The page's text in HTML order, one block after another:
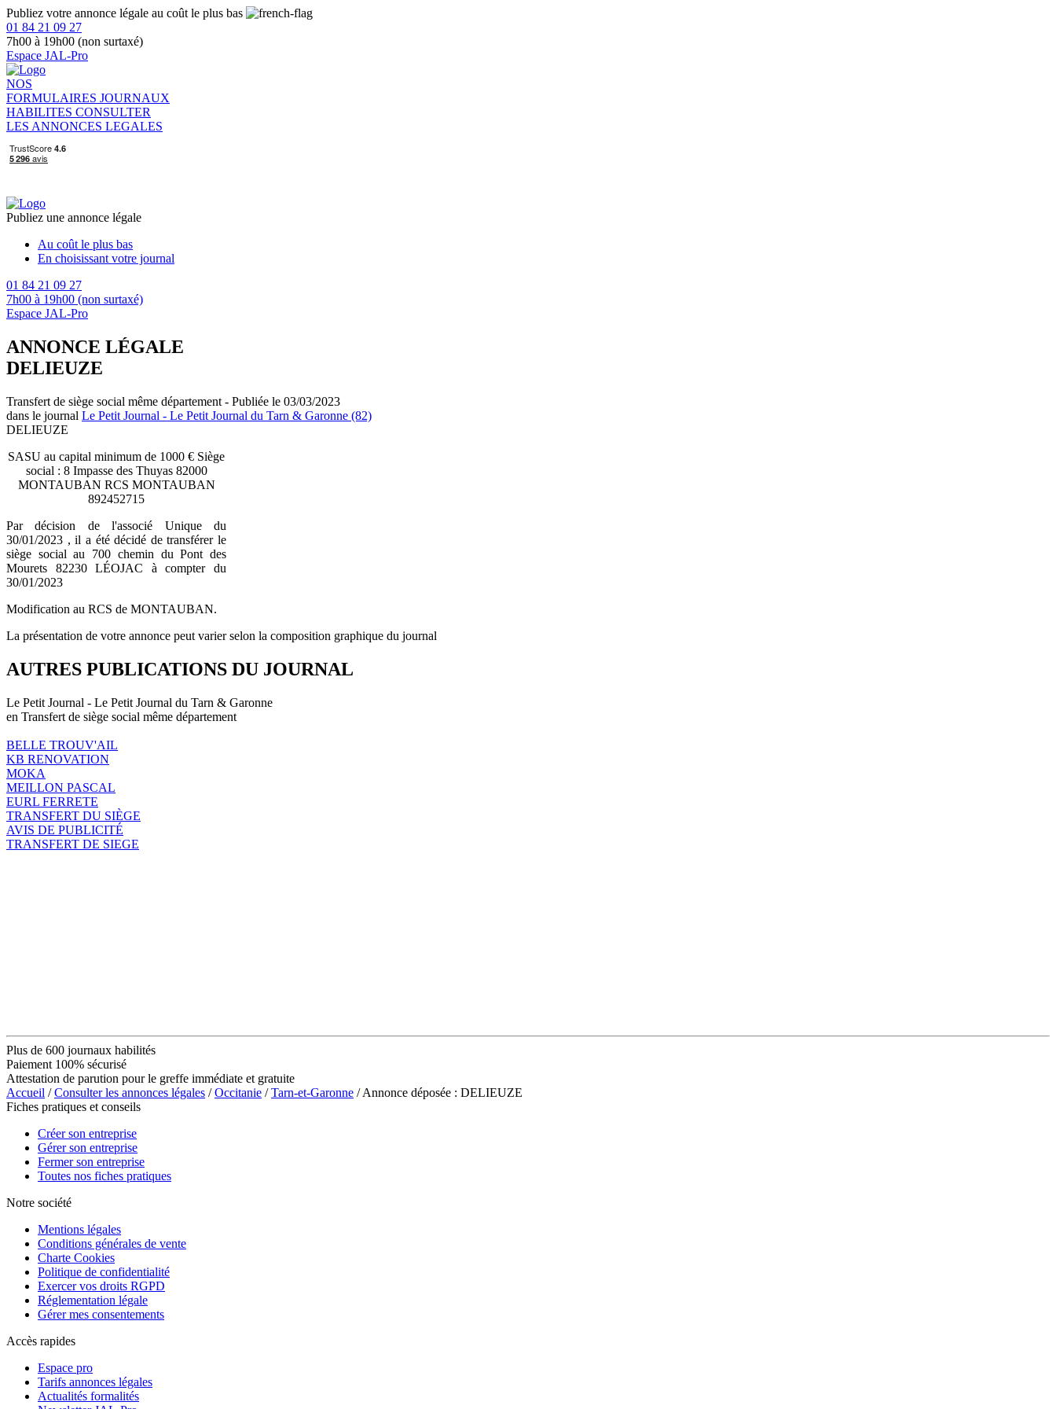
Publiez votre annonce légale au coût le plus bas
01 84 21 09 27
7h00 à 19h00 (non surtaxé)
Espace JAL-Pro
NOS
FORMULAIRES JOURNAUX
HABILITES CONSULTER
LES ANNONCES LEGALES
Publiez une annonce légale
Au coût le plus bas
En choisissant votre journal
01 84 21 09 27
7h00 à 19h00 (non surtaxé)
Espace JAL-Pro
ANNONCE LÉGALE
DELIEUZE
Transfert de siège social même département - Publiée le 03/03/2023
dans le journal Le Petit Journal - Le Petit Journal du Tarn & Garonne (82)
DELIEUZE
SASU au capital minimum de 1000 € Siège
social : 8 Impasse des Thuyas 82000
MONTAUBAN RCS MONTAUBAN
892452715
Par décision de l'associé Unique du
30/01/2023 , il a été décidé de transférer le
siège social au 700 chemin du Pont des
Mourets 82230 LÉOJAC à compter du
30/01/2023
Modification au RCS de MONTAUBAN.
La présentation de votre annonce peut varier selon la composition graphique du journal
AUTRES PUBLICATIONS DU JOURNAL
Le Petit Journal - Le Petit Journal du Tarn & Garonne
en Transfert de siège social même département
BELLE TROUV'AIL
KB RENOVATION
MOKA
MEILLON PASCAL
EURL FERRETE
TRANSFERT DU SIÈGE
AVIS DE PUBLICITÉ
TRANSFERT DE SIEGE
Plus de 600 journaux habilités
Paiement 100% sécurisé
Attestation de parution pour le greffe immédiate et gratuite
Accueil /Consulter les annonces légales /Occitanie /Tarn-et-Garonne / Annonce déposée : DELIEUZE
Fiches pratiques et conseils
Créer son entreprise
Gérer son entreprise
Fermer son entreprise
Toutes nos fiches pratiques
Notre société
Mentions légales
Conditions générales de vente
Charte Cookies
Politique de confidentialité
Exercer vos droits RGPD
Réglementation légale
Gérer mes consentements
Accès rapides
Espace pro
Tarifs annonces légales
Actualités formalités